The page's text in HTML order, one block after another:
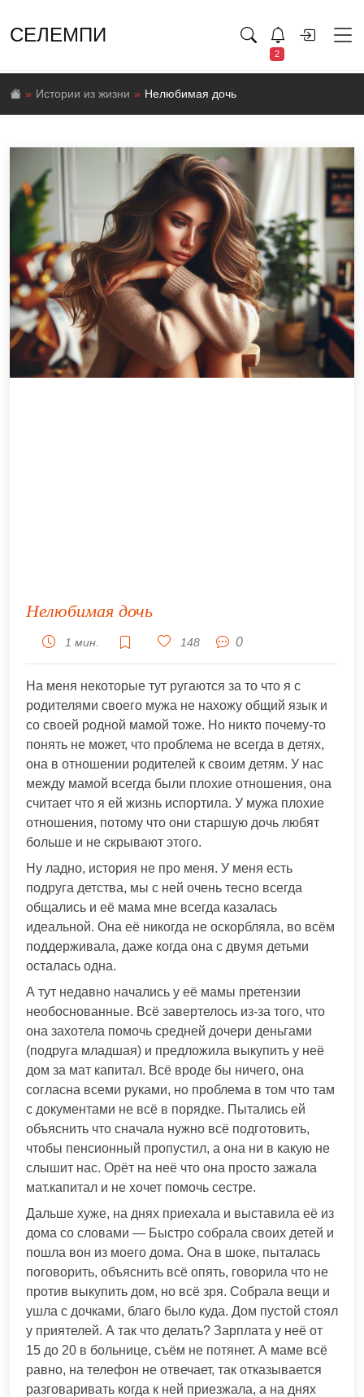
СЕЛЕМПИ
2
Истории из жизни Нелюбимая дочь
Нелюбимая дочь
1 мин. 148 0
На меня некоторые тут ругаются за то что я с
родителями своего мужа не нахожу общий язык и
со своей родной мамой тоже. Но никто почему-то
понять не может, что проблема не всегда в детях,
она в отношении родителей к своим детям. У нас
между мамой всегда были плохие отношения, она
считает что я ей жизнь испортила. У мужа плохие
отношения, потому что они старшую дочь любят
больше и не скрывают этого.
Ну ладно, история не про меня. У меня есть
подруга детства, мы с ней очень тесно всегда
общались и её мама мне всегда казалась
идеальной. Она её никогда не оскорбляла, во всём
поддерживала, даже когда она с двумя детьми
осталась одна.
А тут недавно начались у её мамы претензии
необоснованные. Всё завертелось из-за того, что
она захотела помочь средней дочери деньгами
(подруга младшая) и предложила выкупить у неё
дом за мат капитал. Всё вроде бы ничего, она
согласна всеми руками, но проблема в том что там
с документами не всё в порядке. Пытались ей
объяснить что сначала нужно всё подготовить,
чтобы пенсионный пропустил, а она ни в какую не
слышит нас. Орёт на неё что она просто зажала
мат.капитал и не хочет помочь сестре.
Дальше хуже, на днях приехала и выставила её из
дома со словами — Быстро собрала своих детей и
пошла вон из моего дома. Она в шоке, пыталась
поговорить, объяснить всё опять, говорила что не
против выкупить дом, но всё зря. Собрала вещи и
ушла с дочками, благо было куда. Дом пустой стоял
у приятелей. А так что делать? Зарплата у неё от
15 до 20 в больнице, съём не потянет. А маме всё
равно, на телефон не отвечает, так отказывается
разговаривать когда к ней приезжала, а на днях